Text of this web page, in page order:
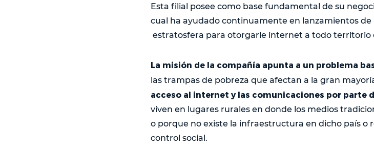
Esta filial posee como base fundamental de su
cual ha ayudado continuamente en lanzamientos
estratosfera para otorgarle internet a todo territorio
La misión de la compañía apunta a un problema
las trampas de pobreza que afectan a la gran
acceso al internet y las comunicaciones por parte
viven en lugares rurales en donde los medios
o porque no existe la infraestructura en dicho país o
control social.